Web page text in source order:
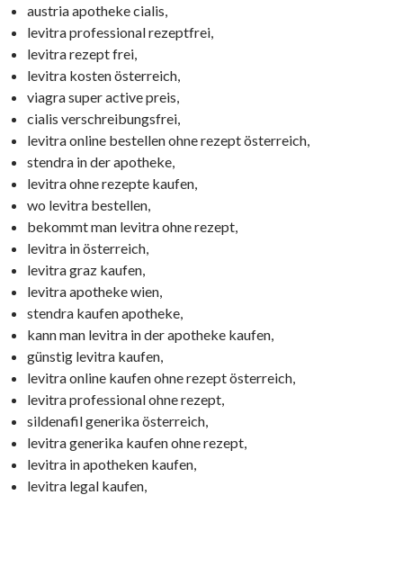
austria apotheke cialis,
levitra professional rezeptfrei,
levitra rezept frei,
levitra kosten österreich,
viagra super active preis,
cialis verschreibungsfrei,
levitra online bestellen ohne rezept österreich,
stendra in der apotheke,
levitra ohne rezepte kaufen,
wo levitra bestellen,
bekommt man levitra ohne rezept,
levitra in österreich,
levitra graz kaufen,
levitra apotheke wien,
stendra kaufen apotheke,
kann man levitra in der apotheke kaufen,
günstig levitra kaufen,
levitra online kaufen ohne rezept österreich,
levitra professional ohne rezept,
sildenafil generika österreich,
levitra generika kaufen ohne rezept,
levitra in apotheken kaufen,
levitra legal kaufen,